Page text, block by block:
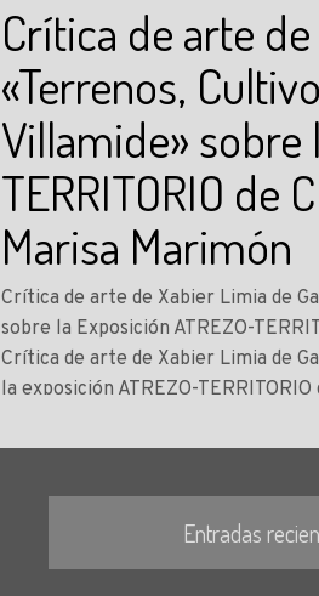
Crítica de arte
«Terrenos,
Villamide» sobre
TERRITORIO de
Marisa Marimón
Crítica de arte de Xabier Limia de
sobre la Exposición ATREZO-
Crítica de arte de Xabier Limia de
la exposición ATREZO-
Entradas